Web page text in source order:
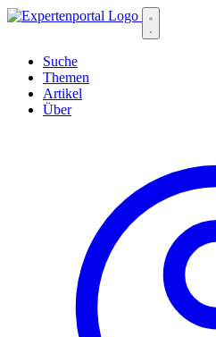
Suche
Themen
Artikel
Über